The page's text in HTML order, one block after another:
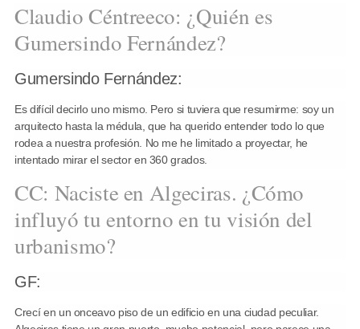
Claudio Céntreeco: ¿Quién es
Gumersindo Fernández?
Gumersindo Fernández:
Es difícil decirlo uno mismo. Pero si tuviera que resumirme: soy un
arquitecto hasta la médula, que ha querido entender todo lo que
rodea a nuestra profesión. No me he limitado a proyectar, he
intentado mirar el sector en 360 grados.
CC: Naciste en Algeciras. ¿Cómo
influyó tu entorno en tu visión del
urbanismo?
GF:
Crecí en un onceavo piso de un edificio en una ciudad peculiar.